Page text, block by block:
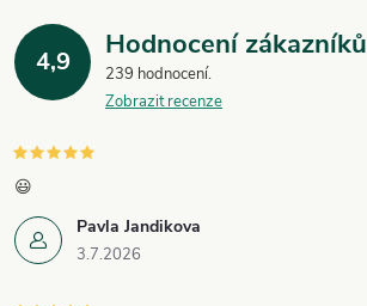
d
a
c
í
p
r
4,9 Hodnocení zákazníků
239 hodnocení
Zobrazit recenze
Pavla Jandikova
3.7.2026
😃